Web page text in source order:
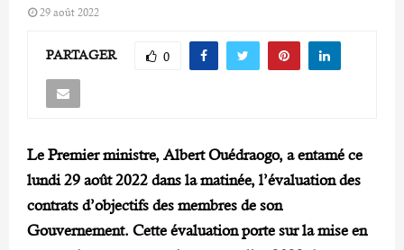
29 août 2022
PARTAGER 0
Le Premier ministre, Albert Ouédraogo, a entamé ce
lundi 29 août 2022 dans la matinée, l’évaluation des
contrats d’objectifs des membres de son
Gouvernement. Cette évaluation porte sur la mise en